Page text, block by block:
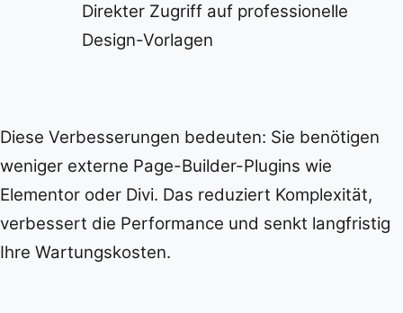
Direkter Zugriff auf professionelle
Design-Vorlagen
Diese Verbesserungen bedeuten: Sie benötigen
weniger externe Page-Builder-Plugins wie
Elementor oder Divi. Das reduziert Komplexität,
verbessert die Performance und senkt langfristig
Ihre Wartungskosten.